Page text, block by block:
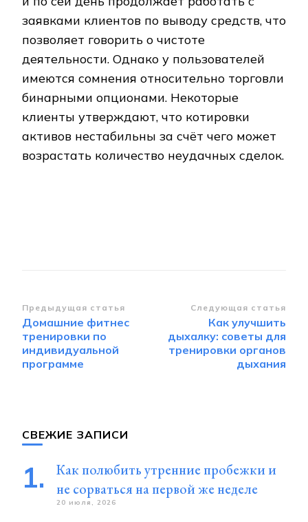
заявками клиентов по выводу средств, что
позволяет говорить о чистоте
деятельности. Однако у пользователей
имеются сомнения относительно торговли
бинарными опционами. Некоторые
клиенты утверждают, что котировки
активов нестабильны за счёт чего может
возрастать количество неудачных сделок.
Навигация
по
записям
Предыдущая статья
Домашние фитнес
тренировки по
индивидуальной
программе
Следующая статья
Как улучшить
дыхалку: советы для
тренировки органов
дыхания
СВЕЖИЕ ЗАПИСИ
Как полюбить утренние пробежки и
не сорваться на первой же неделе
20 июля, 2026